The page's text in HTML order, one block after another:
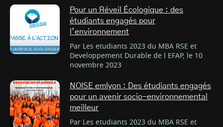
Pour un Réveil Écologique : des
étudiants engagés pour
l’environnement
Par Les etudiants 2023 du MBA RSE et
Developpement Durable de l EFAP, le 10
novembre 2023
NOISE emlyon : Des étudiants engagés
pour un avenir socio-environnemental
meilleur
Par Les etudiants 2023 du MBA RSE et